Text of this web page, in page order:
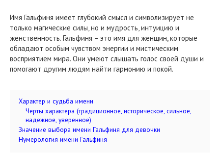
Имя Гальфиня имеет глубокий смысл и символизирует не
только магические силы, но и мудрость, интуицию и
женственность. Гальфиня – это имя для женщин, которые
обладают особым чувством энергии и мистическим
восприятием мира. Они умеют слышать голос своей души и
помогают другим людям найти гармонию и покой.
Характер и судьба имени
Черты характера (традиционное, историческое, сильное,
надежное, уверенное)
Значение выбора имени Гальфиня для девочки
Нумерология имени Гальфиня